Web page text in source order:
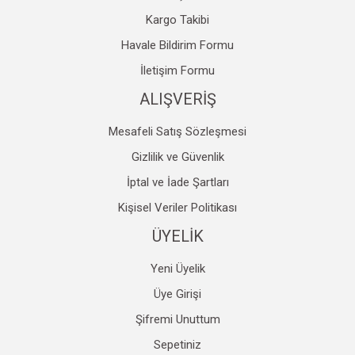
Gönder
Kargo Takibi
Havale Bildirim Formu
İletişim Formu
ALIŞVERİŞ
Mesafeli Satış Sözleşmesi
Gizlilik ve Güvenlik
İptal ve İade Şartları
Kişisel Veriler Politikası
ÜYELİK
Yeni Üyelik
Üye Girişi
Şifremi Unuttum
Sepetiniz